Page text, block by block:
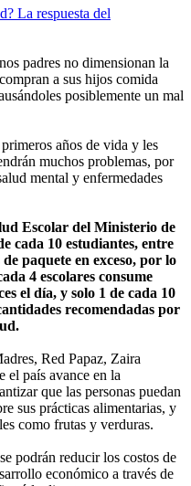
La respuesta del
padres no dimensionan la
a sus hijos comida
posiblemente un mal
años de vida y les
muchos problemas, por
mental y enfermedades
Escolar del Ministerio de
cada 10 estudiantes, entre
paquete en exceso, por lo
4 escolares consume
el día, y solo 1 de cada 10
recomendadas por
Red Papaz, Zaira
el país avance en la
que las personas puedan
sus prácticas alimentarias, y
como frutas y verduras.
podrán reducir los costos de
económico a través de